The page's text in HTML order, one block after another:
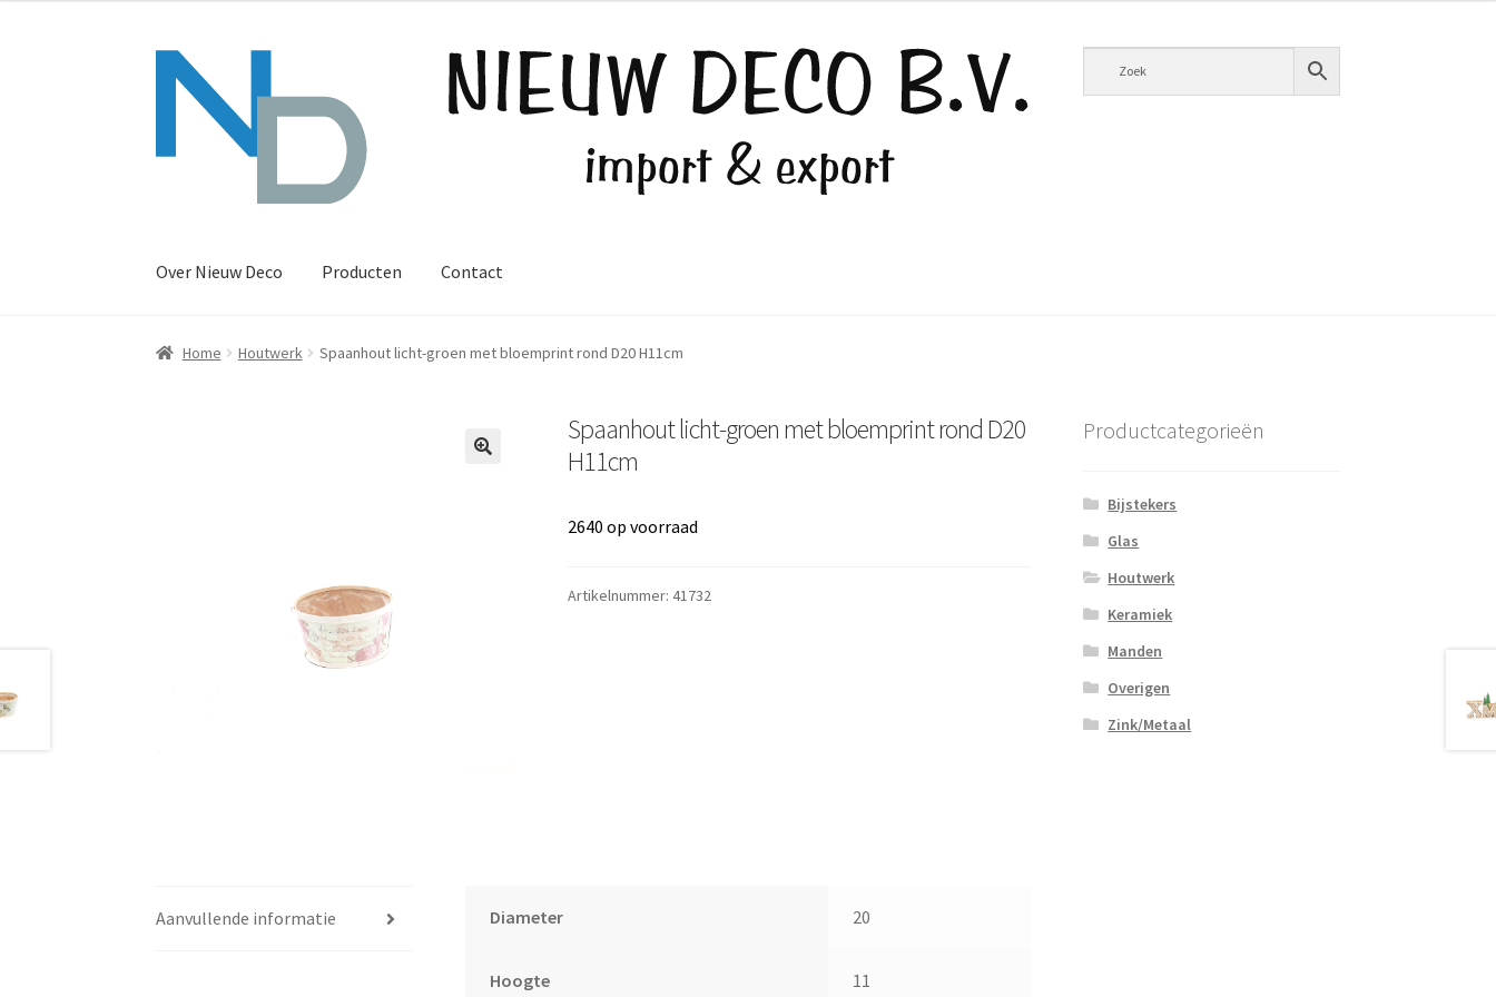
Ga
door
Ga
naar
Over Nieuw Deco Producten Contact
Home Houtwerk Spaanhout licht-groen met bloemprint rond D20 H11cm
Spaanhout licht-groen met bloemprint rond D20
H11cm
2640 op voorraad
Artikelnummer:41732
Aanvullende informatie Diameter 20
Hoogte 11
Productcategorieën
Bijstekers
Glas
Houtwerk
Keramiek
Manden
Overigen
Zink/Metaal